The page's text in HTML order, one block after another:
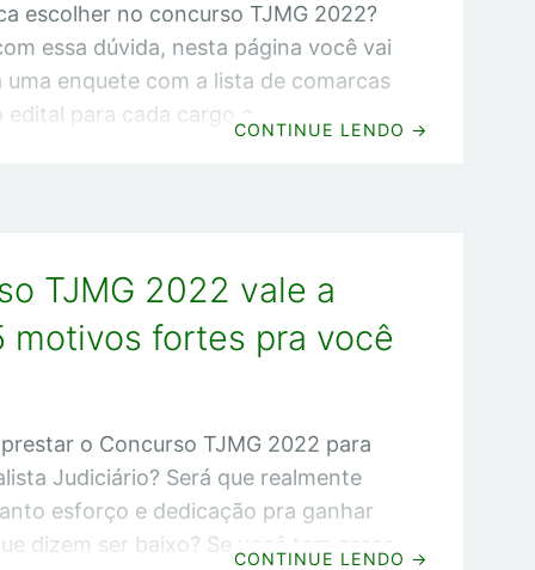
escolher no concurso TJMG 2022?
essa dúvida, nesta página você vai
uma enquete com a lista de comarcas
para cada cargo e
para fazer a melhor escolha.
CONTINUE LENDO →
TJMG 2022 vale a
motivos fortes pra você
o Concurso TJMG 2022 para
Judiciário? Será que realmente
esforço e dedicação pra ganhar
dizem ser baixo? Se você tem essas
CONTINUE LENDO →